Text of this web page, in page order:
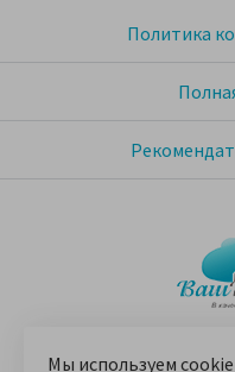
©
Политика
Мы используем cookie